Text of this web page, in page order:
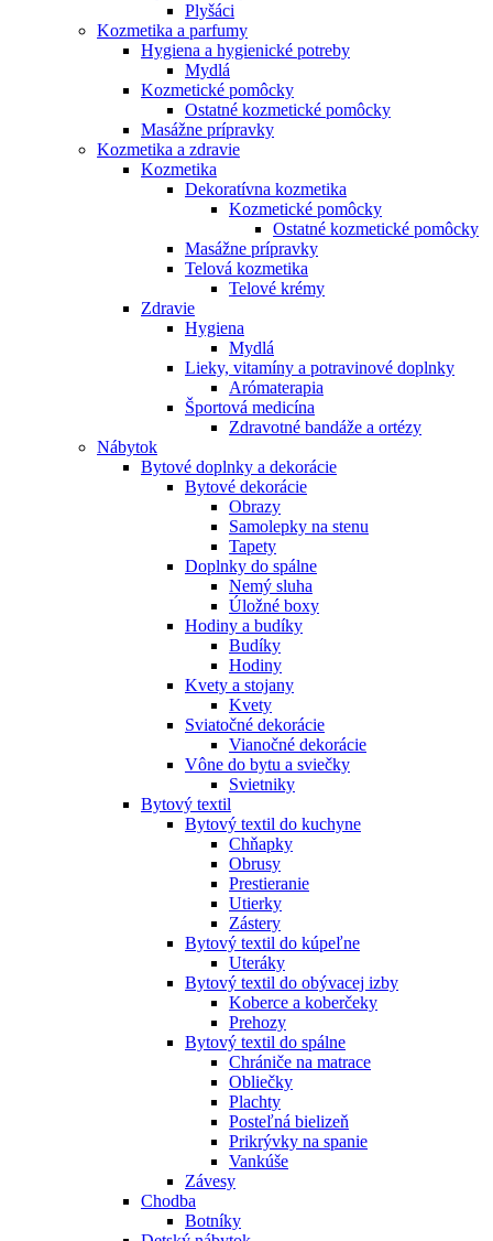
Plyšáci
Kozmetika a parfumy
Hygiena a hygienické potreby
Mydlá
Kozmetické pomôcky
Ostatné kozmetické pomôcky
Masážne prípravky
Kozmetika a zdravie
Kozmetika
Dekoratívna kozmetika
Kozmetické pomôcky
Ostatné kozmetické pomôcky
Masážne prípravky
Telová kozmetika
Telové krémy
Zdravie
Hygiena
Mydlá
Lieky, vitamíny a potravinové doplnky
Arómaterapia
Športová medicína
Zdravotné bandáže a ortézy
Nábytok
Bytové doplnky a dekorácie
Bytové dekorácie
Obrazy
Samolepky na stenu
Tapety
Doplnky do spálne
Nemý sluha
Úložné boxy
Hodiny a budíky
Budíky
Hodiny
Kvety a stojany
Kvety
Sviatočné dekorácie
Vianočné dekorácie
Vône do bytu a sviečky
Svietniky
Bytový textil
Bytový textil do kuchyne
Chňapky
Obrusy
Prestieranie
Utierky
Zástery
Bytový textil do kúpeľne
Uteráky
Bytový textil do obývacej izby
Koberce a koberčeky
Prehozy
Bytový textil do spálne
Chrániče na matrace
Obliečky
Plachty
Posteľná bielizeň
Prikrývky na spanie
Vankúše
Závesy
Chodba
Botníky